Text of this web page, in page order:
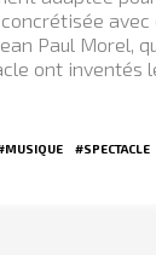
concrétisée
Paul Morel,
ont inventés
#SPECTACLE